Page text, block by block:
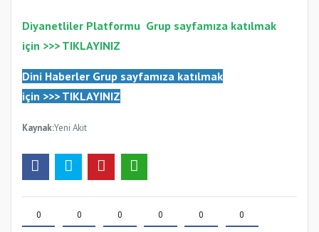
Diyanetliler Platformu Grup sayfamıza katılmak
için >>> TIKLAYINIZ
Dini Haberler Grup sayfamıza katılmak
için >>> TIKLAYINIZ
Kaynak:Yeni Akit
0 0 0 0 0 0